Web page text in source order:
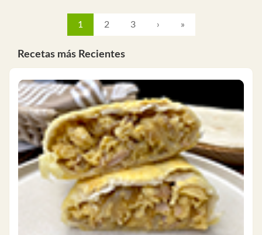
1 2 3 › »
Recetas más Recientes